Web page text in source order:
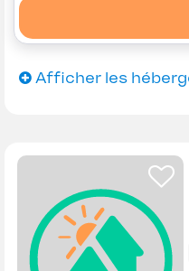
Afficher les